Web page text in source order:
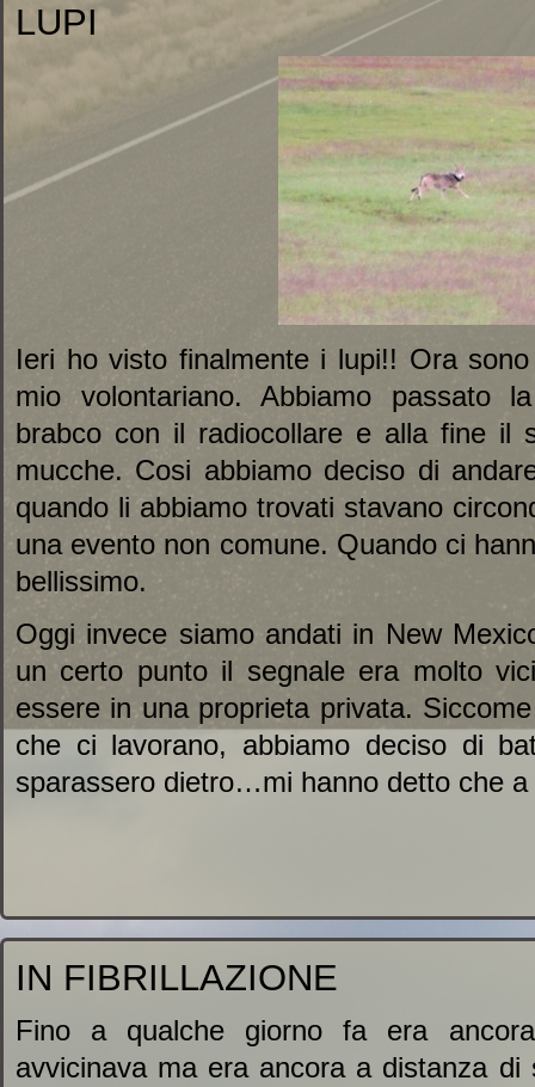
LUPI
Ieri ho visto finalmente i lupi!! Ora
mio volontariano. Abbiamo passato
brabco con il radiocollare e alla fine il
mucche. Cosi abbiamo deciso di
quando li abbiamo trovati stavano
una evento non comune. Quando ci
bellissimo.
Oggi invece siamo andati in New
un certo punto il segnale era molto
essere in una proprieta privata.
che ci lavorano, abbiamo deciso di
sparassero dietro…mi hanno detto che
IN FIBRILLAZIONE
Fino a qualche giorno fa era
avvicinava ma era ancora a distanza di